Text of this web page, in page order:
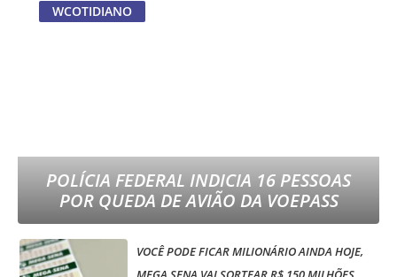
WCOTIDIANO
POLÍCIA FEDERAL INDICIA 16 PESSOAS
POR QUEDA DE AVIÃO DA VOEPASS
VOCÊ PODE FICAR MILIONÁRIO AINDA HOJE,